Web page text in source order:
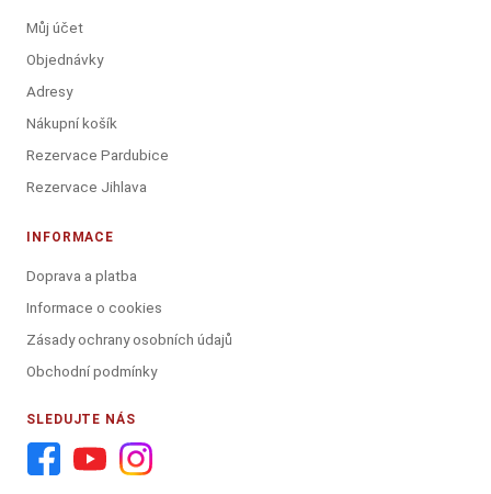
Můj účet
Objednávky
Adresy
Nákupní košík
Rezervace Pardubice
Rezervace Jihlava
INFORMACE
Doprava a platba
Informace o cookies
Zásady ochrany osobních údajů
Obchodní podmínky
SLEDUJTE NÁS